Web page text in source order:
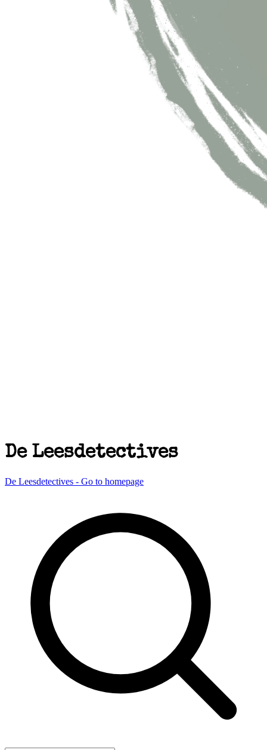
De Leesdetectives
De Leesdetectives - Go to homepage